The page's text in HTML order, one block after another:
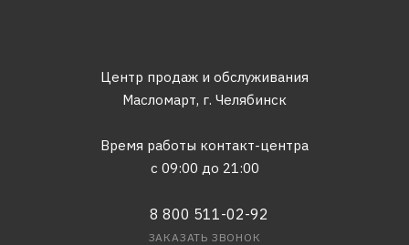
Центр продаж и обслуживания
Масломарт, г. Челябинск
Время работы контакт-центра
с 09:00 до 21:00
8 800 511-02-92
ЗАКАЗАТЬ ЗВОНОК